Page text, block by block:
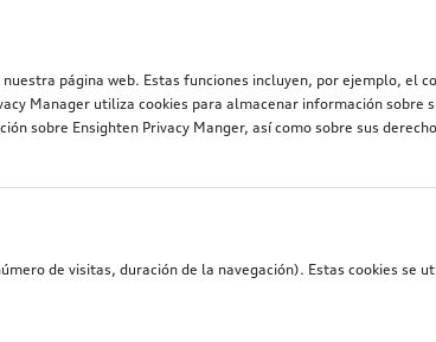
(VWAG-8644-01 | OSO-
are permitted provided that the following
página web. Estas funciones incluyen, por ejemplo, el
Manager utiliza cookies para almacenar información sobre
sobre Ensighten Privacy Manger, así como sobre sus
de visitas, duración de la navegación). Estas cookies se